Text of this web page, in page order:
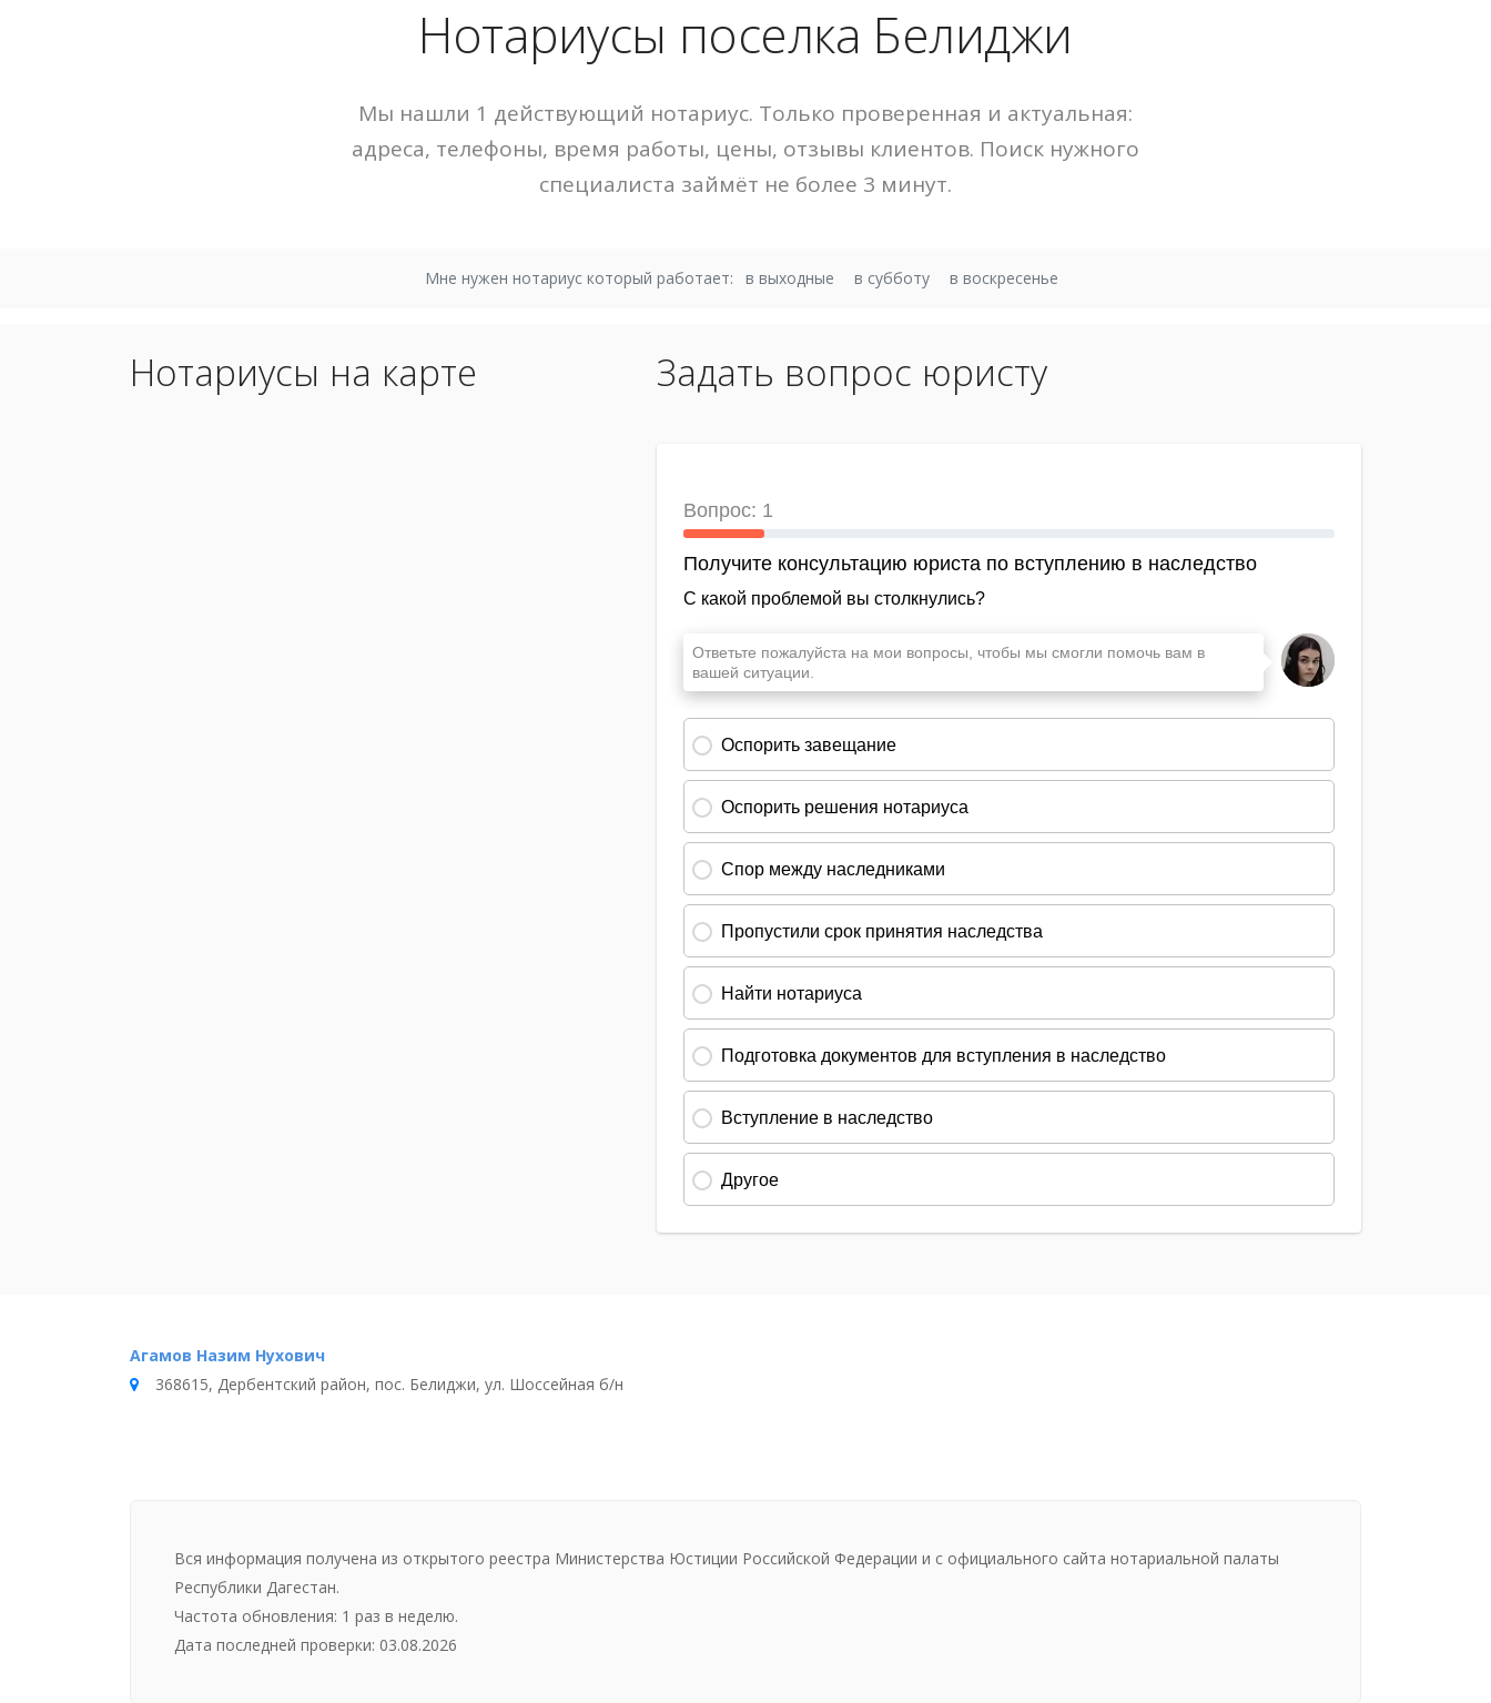
Нотариусы поселка Белиджи
Мы нашли 1 действующий нотариус. Только проверенная и актуальная:
адреса, телефоны, время работы, цены, отзывы клиентов. Поиск нужного
специалиста займёт не более 3 минут.
Мне нужен нотариус который работает: в выходные в субботу в воскресенье
Нотариусы на карте Задать вопрос юристу
Агамов Назим Нухович
368615, Дербентский район, пос. Белиджи, ул. Шоссейная б/н
Вся информация получена из открытого реестра Министерства Юстиции Российской Федерации и с официального сайта нотариальной палаты
Республики Дагестан.
Частота обновления: 1 раз в неделю.
Дата последней проверки: 03.08.2026